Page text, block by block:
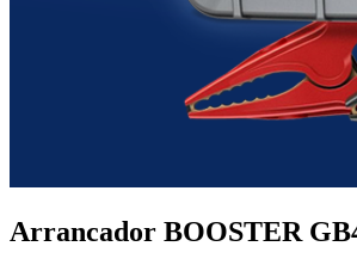
Arrancador BOOSTER